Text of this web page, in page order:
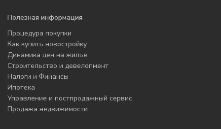
Полезная информация
Процедура покупки
Как купить новостройку
Динамика цен на жилье
Строительство и девелопмент
Налоги и Финансы
Ипотека
Управление и постпродажный сервис
Продажа недвижимости